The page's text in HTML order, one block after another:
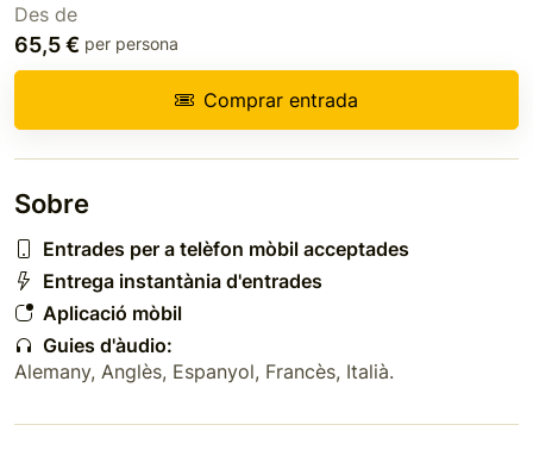
Des de
65,5 € per persona
Comprar entrada
Sobre
Entrades per a telèfon mòbil acceptades
Entrega instantània d'entrades
Aplicació mòbil
Guies d'àudio:
Alemany, Anglès, Espanyol, Francès, Italià.